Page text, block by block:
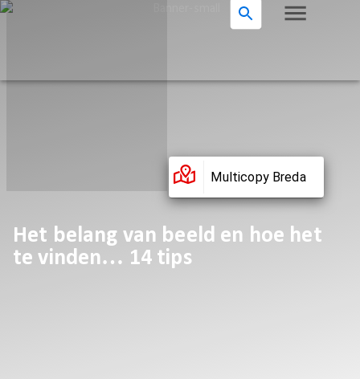
Multicopy Breda
Het belang van beeld en hoe het
te vinden… 14 tips